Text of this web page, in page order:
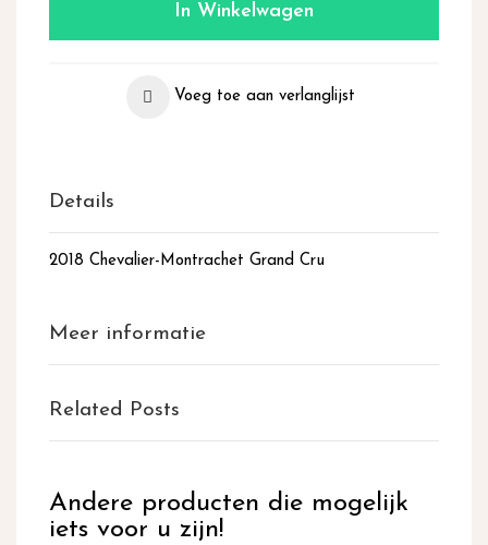
In Winkelwagen
Voeg toe aan verlanglijst
Details
2018 Chevalier-Montrachet Grand Cru
Meer informatie
Related Posts
Andere producten die mogelijk
iets voor u zijn!